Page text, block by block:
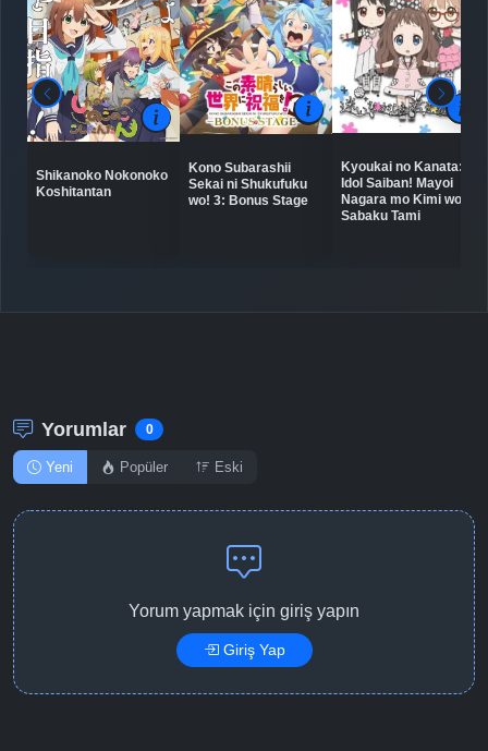
Bölüm No: 8 Detaylar İzle
Bölüm No: 9 Detaylar İzle
Bölüm No: 10 Detaylar İzle
Shikanoko Nokonoko
Koshitantan
Kono Subarashii
Sekai ni Shukufuku
wo! 3: Bonus Stage
Kyoukai no Kanata:
Idol Saiban! Mayoi
Nagara mo Kimi wo
Sabaku Tami
Yorumlar 0
Yeni Popüler Eski
Yorum yapmak için giriş yapın
Giriş Yap